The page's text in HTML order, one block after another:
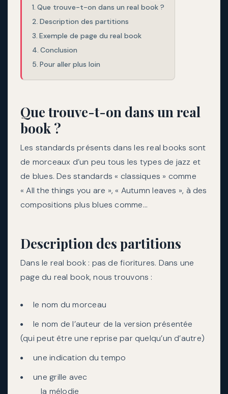
Que trouve-t-on dans un real book ?
Description des partitions
Exemple de page du real book
Conclusion
Pour aller plus loin
Que trouve-t-on dans un real
book ?
Les standards présents dans les real books sont
de morceaux d’un peu tous les types de jazz et
de blues. Des standards « classiques » comme
« All the things you are », « Autumn leaves », à des
compositions plus blues comme…
Description des partitions
Dans le real book : pas de fioritures. Dans une
page du real book, nous trouvons :
le nom du morceau
le nom de l’auteur de la version présentée
(qui peut être une reprise par quelqu’un d’autre)
une indication du tempo
une grille avec
la mélodie